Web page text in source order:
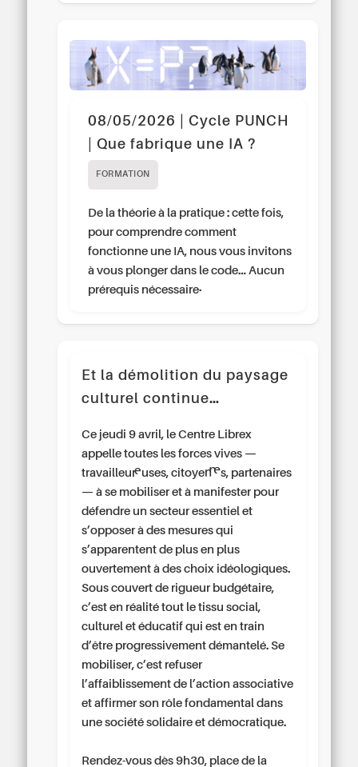
08/05/2026 | Cycle PUNCH
| Que fabrique une IA ?
FORMATION
De la théorie à la pratique : cette fois,
pour comprendre comment
fonctionne une IA, nous vous invitons
à vous plonger dans le code… Aucun
prérequis nécessaire..
Et la démolition du paysage
culturel continue…
Ce jeudi 9 avril, le Centre Librex
appelle toutes les forces vives —
travailleur·euses, citoyen·nes, partenaires
— à se mobiliser et à manifester pour
défendre un secteur essentiel et
s’opposer à des mesures qui
s’apparentent de plus en plus
ouvertement à des choix idéologiques.
Sous couvert de rigueur budgétaire,
c’est en réalité tout le tissu social,
culturel et éducatif qui est en train
d’être progressivement démantelé. Se
mobiliser, c’est refuser
l’affaiblissement de l’action associative
et affirmer son rôle fondamental dans
une société solidaire et démocratique.
Rendez-vous dès 9h30, place de la